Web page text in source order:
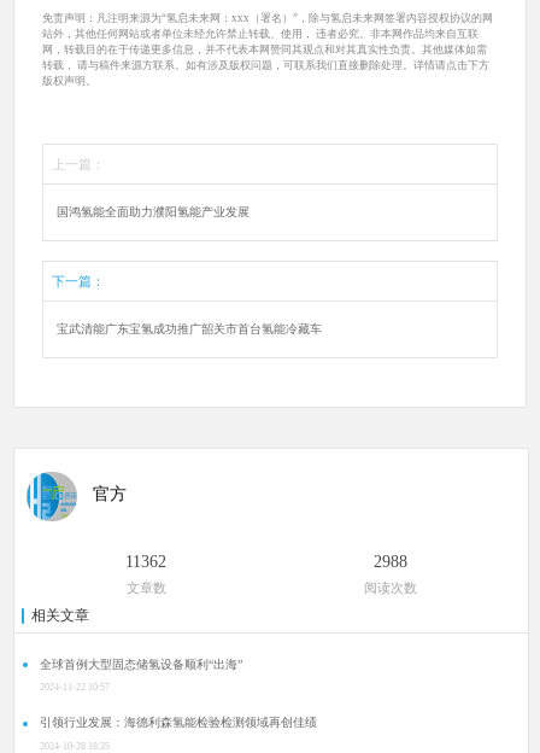
免责声明：凡注明来源为“氢启未来网：xxx（署名）”，除与氢启未来网签署内容授权协议的网
站外，其他任何网站或者单位未经允许禁止转载、使用， 违者必究。非本网作品均来自互联
网，转载目的在于传递更多信息，并不代表本网赞同其观点和对其真实性负责。其他媒体如需
转载， 请与稿件来源方联系。如有涉及版权问题，可联系我们直接删除处理。详情请点击下方
版权声明。
上一篇：
国鸿氢能全面助力濮阳氢能产业发展
下一篇：
宝武清能广东宝氢成功推广韶关市首台氢能冷藏车
官方
11362
文章数
2988
阅读次数
相关文章
全球首例大型固态储氢设备顺利“出海”
2024-11-22 10:57
引领行业发展：海德利森氢能检验检测领域再创佳绩
2024-10-28 18:35